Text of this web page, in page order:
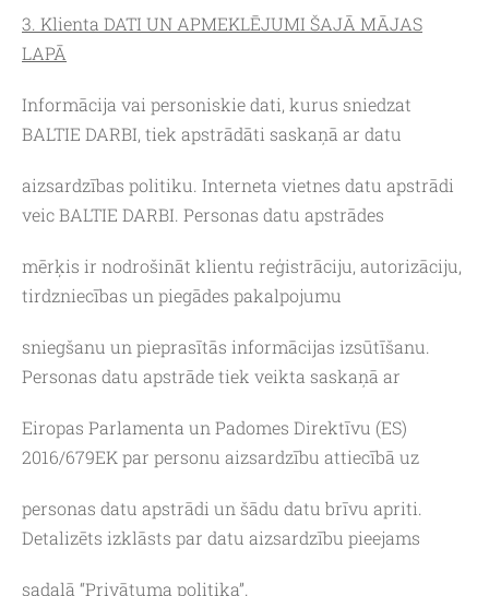
3. Klienta DATI UN APMEKLĒJUMI ŠAJĀ MĀJAS
LAPĀ
Informācija vai personiskie dati, kurus sniedzat
BALTIE DARBI, tiek apstrādāti saskaņā ar datu
aizsardzības politiku. Interneta vietnes datu apstrādi
veic BALTIE DARBI. Personas datu apstrādes
mērķis ir nodrošināt klientu reģistrāciju, autorizāciju,
tirdzniecības un piegādes pakalpojumu
sniegšanu un pieprasītās informācijas izsūtīšanu.
Personas datu apstrāde tiek veikta saskaņā ar
Eiropas Parlamenta un Padomes Direktīvu (ES)
2016/679EK par personu aizsardzību attiecībā uz
personas datu apstrādi un šādu datu brīvu apriti.
Detalizēts izklāsts par datu aizsardzību pieejams
sadaļā “Privātuma politika”.